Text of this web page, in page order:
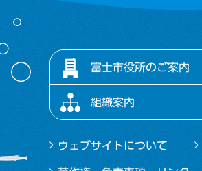
富士市役所のご案内
組織案内
ウェブサイトについて